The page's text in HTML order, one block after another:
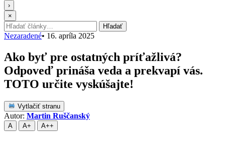
›
×
Hľadať: Hľadať
Nezaradené• 16. apríla 2025
Ako byť pre ostatných príťažlivá?
Odpoveď prináša veda a prekvapí vás.
TOTO určite vyskúšajte!
Vytlačiť stranu
Autor: Martin Ruščanský
A A+ A++